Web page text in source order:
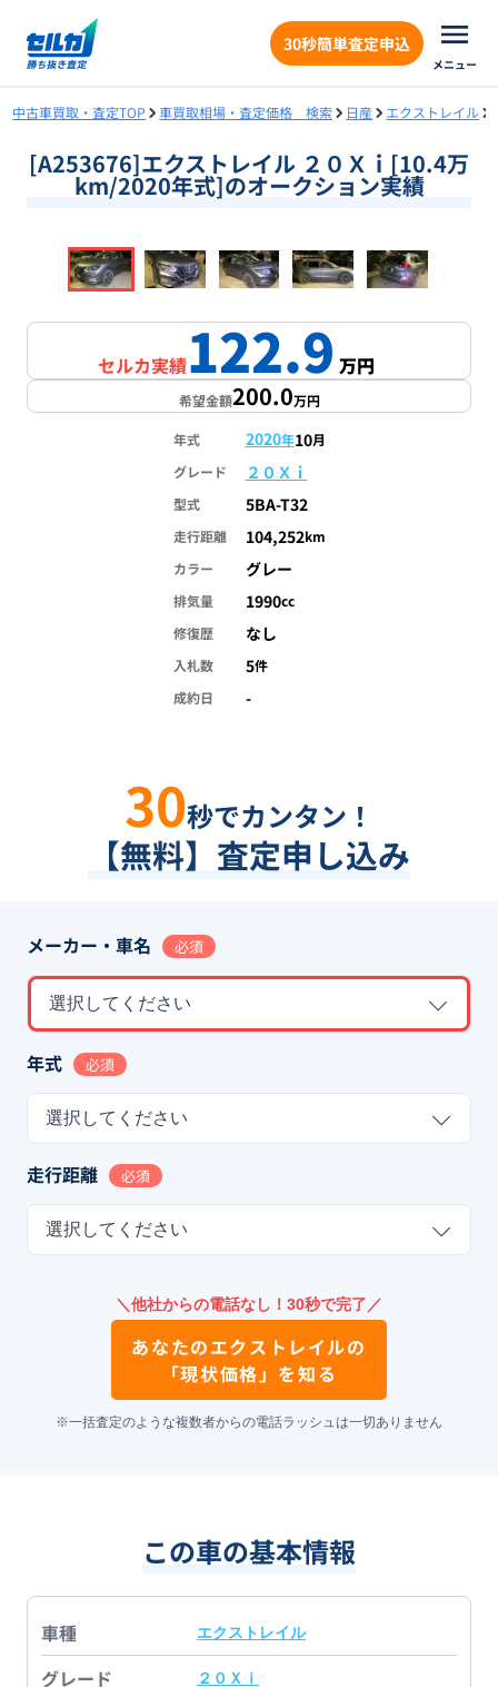
30秒簡単査定申込
メニュー
中古車買取・査定TOP 車買取相場・査定価格 検索 日産 エクストレイル
[A253676]エクストレイル ２０Ｘｉ[10.4万
km/2020年式]のオークション実績
1/18
セルカ実績122.9万円
希望金額200.0万円
年式 2020年10月
グレード
２０Ｘｉ
型式 5BA-T32
走行距離 104,252km
カラー
グレー
排気量 1990cc
修復歴
なし
入札数 5件
成約日
-
30秒でカンタン！
【無料】査定申し込み
メーカー・車名 必須
選択してください
年式 必須
選択してください
走行距離 必須
選択してください
＼他社からの電話なし！30秒で完了／
あなたのエクストレイルの
「現状価格」を知る
※一括査定のような複数者からの電話ラッシュは一切ありません
この車の基本情報
車種 エクストレイル
グレード ２０Ｘｉ